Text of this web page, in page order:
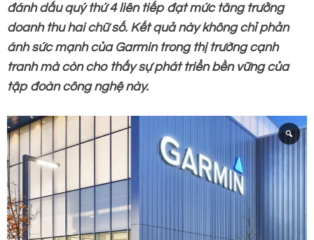
đánh dấu quý thứ 4 liên tiếp đạt mức tăng trưởng
doanh thu hai chữ số. Kết quả này không chỉ phản
ánh sức mạnh của Garmin trong thị trường cạnh
tranh mà còn cho thấy sự phát triển bền vững của
tập đoàn công nghệ này.